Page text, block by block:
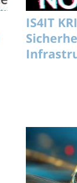
IS4IT